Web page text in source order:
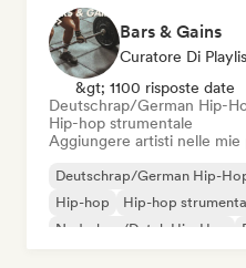
Bars & Gains
Curatore Di
&gt; 1100 risposte date
Deutschrap/German Hip-
Hip-hop strumentale
Aggiungere artisti nelle mie
Deutschrap/German Hip-
Hip-hop
Hip-hop
Nederhop/Dutch Hip-Hop